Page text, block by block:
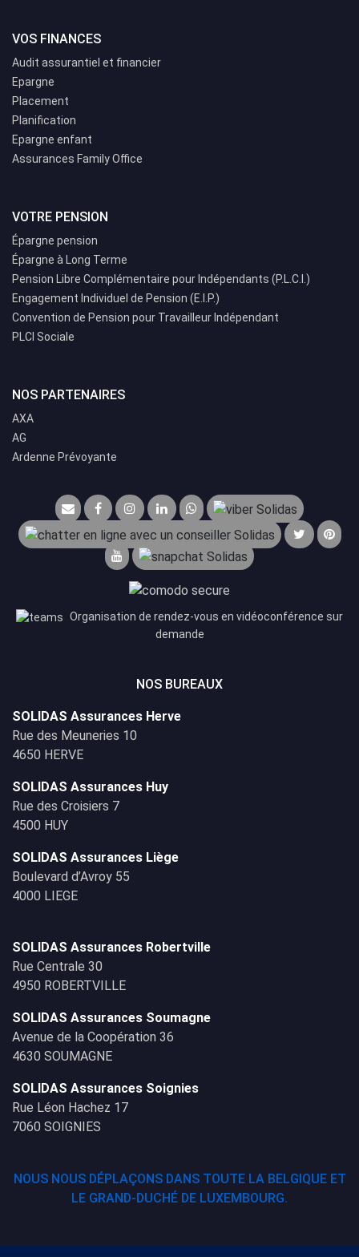
VOS FINANCES
Audit assurantiel et financier
Epargne
Placement
Planification
Epargne enfant
Assurances Family Office
VOTRE PENSION
Épargne pension
Épargne à Long Terme
Pension Libre Complémentaire pour Indépendants (P.L.C.I.)
Engagement Individuel de Pension (E.I.P.)
Convention de Pension pour Travailleur Indépendant
PLCI Sociale
NOS PARTENAIRES
AXA
AG
Ardenne Prévoyante
Organisation de rendez-vous en vidéoconférence sur
demande
NOS BUREAUX
SOLIDAS Assurances Herve
Rue des Meuneries 10
4650 HERVE
SOLIDAS Assurances Huy
Rue des Croisiers 7
4500 HUY
SOLIDAS Assurances Liège
Boulevard d’Avroy 55
4000 LIEGE
SOLIDAS Assurances Robertville
Rue Centrale 30
4950 ROBERTVILLE
SOLIDAS Assurances Soumagne
Avenue de la Coopération 36
4630 SOUMAGNE
SOLIDAS Assurances Soignies
Rue Léon Hachez 17
7060 SOIGNIES
NOUS NOUS DÉPLAÇONS DANS TOUTE LA BELGIQUE ET
LE GRAND-DUCHÉ DE LUXEMBOURG.